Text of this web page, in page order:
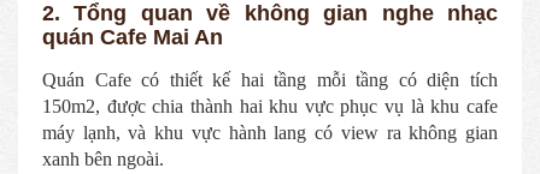
2. Tổng quan về không gian nghe nhạc
quán Cafe Mai An
Quán Cafe có thiết kế hai tầng mỗi tầng có diện tích
150m2, được chia thành hai khu vực phục vụ là khu cafe
máy lạnh, và khu vực hành lang có view ra không gian
xanh bên ngoài.